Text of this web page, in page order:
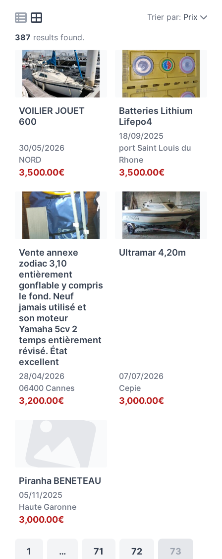
Trier par: Prix
387 results found.
VOILIER JOUET
600
30/05/2026
NORD
3,500.00€
Batteries Lithium
Lifepo4
18/09/2025
port Saint Louis du
Rhone
3,500.00€
Vente annexe
zodiac 3,10
entièrement
gonflable y compris
le fond. Neuf
jamais utilisé et
son moteur
Yamaha 5cv 2
temps entièrement
révisé. État
excellent
28/04/2026
06400 Cannes
3,200.00€
Ultramar 4,20m
07/07/2026
Cepie
3,000.00€
Piranha BENETEAU
05/11/2025
Haute Garonne
3,000.00€
1 … 71 72 73